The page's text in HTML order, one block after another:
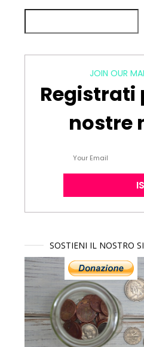
JOIN OUR
Registrati
nostre
SOSTIENI IL NOSTRO